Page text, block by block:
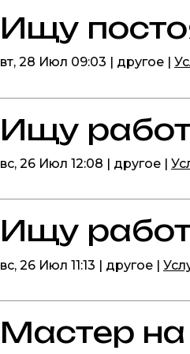
Ищу
вт, 28 Июл 09:03 | другое |
Ищу
вс, 26 Июл 12:08 | другое |
Ищу
вс, 26 Июл 11:13 | другое |
Мастер